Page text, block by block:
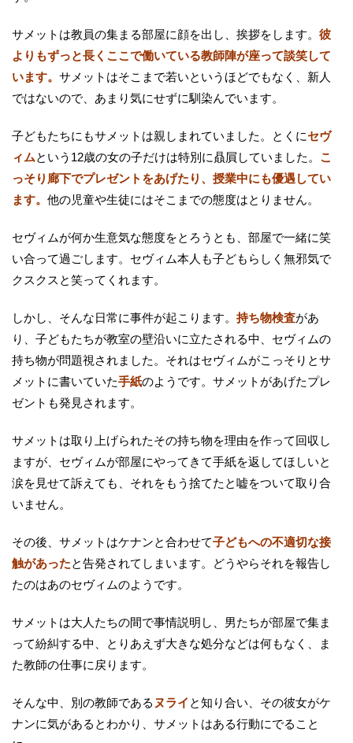
サメットは教員の集まる部屋に顔を出し、挨拶をします。 彼
よりもずっと長くここで働いている教師陣が座って談笑して
います。 サメットはそこまで若いというほどでもなく、新人
ではないので、あまり気にせずに馴染んでいます。
子どもたちにもサメットは親しまれていました。とくにセヴ
ィムという12歳の女の子だけは特別に贔屓していました。 こ
っそり廊下でプレゼントをあげたり、授業中にも優遇してい
ます。 他の児童や生徒にはそこまでの態度はとりません。
セヴィムが何か生意気な態度をとろうとも、部屋で一緒に笑
い合って過ごします。セヴィム本人も子どもらしく無邪気で
クスクスと笑ってくれます。
しかし、そんな日常に事件が起こります。 持ち物検査があ
り、子どもたちが教室の壁沿いに立たされる中、セヴィムの
持ち物が問題視されました。それはセヴィムがこっそりとサ
メットに書いていた手紙のようです。サメットがあげたプレ
ゼントも発見されます。
サメットは取り上げられたその持ち物を理由を作って回収し
ますが、セヴィムが部屋にやってきて手紙を返してほしいと
涙を見せて訴えても、それをもう捨てたと嘘をついて取り合
いません。
その後、サメットはケナンと合わせて子どもへの不適切な接
触があったと告発されてしまいます。どうやらそれを報告し
たのはあのセヴィムのようです。
サメットは大人たちの間で事情説明し、男たちが部屋で集ま
って紛糾する中、とりあえず大きな処分などは何もなく、ま
た教師の仕事に戻ります。
そんな中、別の教師である ヌライ と知り合い、その彼女がケ
ナンに気があるとわかり、サメットはある行動にでること